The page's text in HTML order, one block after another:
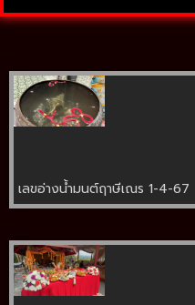
เลขอ่างน้ำมนต์ฤาษีเณร 1-4-67